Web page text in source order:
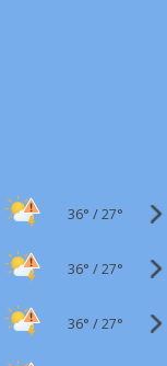
36° /27°
36° /27°
36° /27°